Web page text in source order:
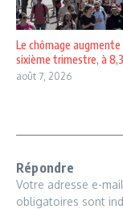
Le chômage augmente
sixième trimestre, à
août 7, 2026
Répondre
Votre adresse e-
obligatoires sont